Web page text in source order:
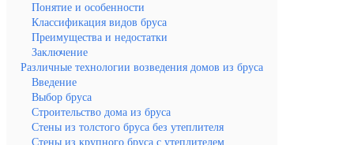
Понятие и особенности
Классификация видов бруса
Преимущества и недостатки
Заключение
Различные технологии возведения домов из бруса
Введение
Выбор бруса
Строительство дома из бруса
Стены из толстого бруса без утеплителя
Стены из крупного бруса с утеплителем